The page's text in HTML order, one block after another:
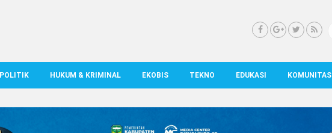
POLITIK HUKUM & KRIMINAL EKOBIS TEKNO EDUKASI KOMUNITAS